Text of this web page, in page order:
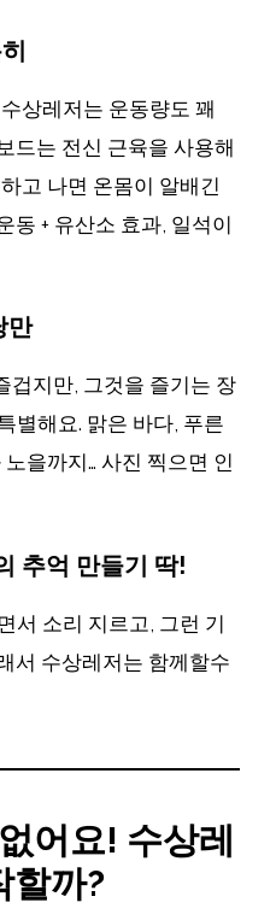
상레저는 운동량도 꽤
드는 전신 근육을 사용해
고 나면 온몸이 알배긴
동 + 유산소 효과, 일석이
만
겁지만, 그것을 즐기는 장
별해요. 맑은 바다, 푸른
을까지… 사진 찍으면 인
추억 만들기 딱!
서 소리 지르고, 그런 기
서 수상레저는 함께할수
어요! 수상레
할까?